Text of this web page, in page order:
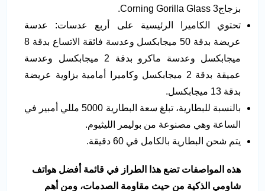
بزجاجCorning Gorilla Glass 3.
تحتوي الكاميرا الرئيسية على أربع عدسات: عدسة
عريضة بدقة 50 ميجابكسل وعدسة فائقة الاتساع بدقة 8
ميجابكسل وعدسة ماكرو بدقة 2 ميجابكسل وعدسة
عميقة بدقة 2 ميجابكسل وكاميرا أمامية بزاوية عريضة
بدقة 13 ميجابكسل.
بالنسبة للبطارية، تبلغ سعة البطارية 5000 مللي أمبير في
الساعة وهي مصنوعة من بوليمر الليثيوم.
يتم شحن البطارية بالكامل في 60 دقيقة.
هذه المواصفات تضع هذا الطراز في قائمة أفضل هواتف
شاومي الذكية من حيث مقاومة الصدمات، ومن أهم